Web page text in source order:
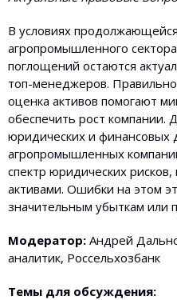
В условиях
агропромышленного
поглощений остаются
топ-менеджеров.
оценка активов помогают
обеспечить рост компании.
юридических и финансовых
агропромышленных
спектр юридических
активами. Ошибки на этом
значительным убыткам или
Модератор: Андрей
аналитик, Россельхозбанк
Темы для обсуждения: